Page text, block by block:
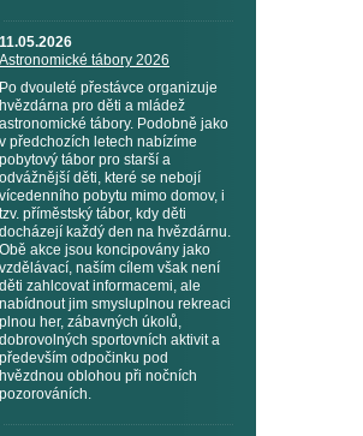
11.05.2026
Astronomické tábory 2026
Po dvouleté přestávce organizuje
hvězdárna pro děti a mládež
astronomické tábory. Podobně jako
v předchozích letech nabízíme
pobytový tábor pro starší a
odvážnější děti, které se nebojí
vícedenního pobytu mimo domov, i
tzv. příměstský tábor, kdy děti
docházejí každý den na hvězdárnu.
Obě akce jsou koncipovány jako
vzdělávací, naším cílem však není
děti zahlcovat informacemi, ale
nabídnout jim smysluplnou rekreaci
plnou her, zábavných úkolů,
dobrovolných sportovních aktivit a
především odpočinku pod
hvězdnou oblohou při nočních
pozorováních.